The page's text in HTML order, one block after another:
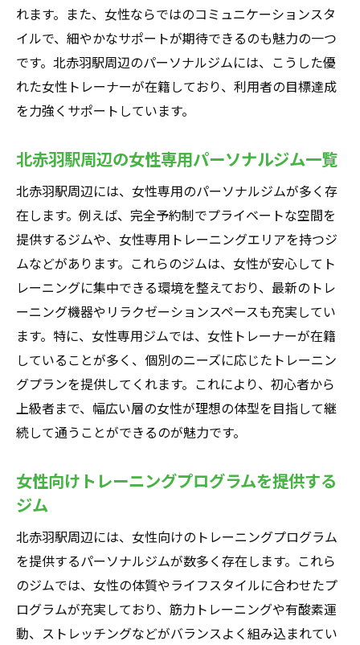
れます。また、女性ならではのコミュニケーションスタ
イルで、細やかなサポートが期待できるのも魅力の一つ
です。北赤羽駅周辺のパーソナルジムには、こうした優
れた女性トレーナーが在籍しており、利用者の目標達成
を力強くサポートしています。
北赤羽駅周辺の女性専用パーソナルジム一覧
北赤羽駅周辺には、女性専用のパーソナルジムが多く存
在します。例えば、完全予約制でプライベートな空間を
提供するジムや、女性専用トレーニングエリアを持つジ
ムなどがあります。これらのジムは、女性が安心してト
レーニングに集中できる環境を整えており、最新のトレ
ーニング機器やリラクゼーションスペースも充実してい
ます。特に、女性専用ジムでは、女性トレーナーが在籍
していることが多く、個別のニーズに応じたトレーニン
グプランを提供してくれます。これにより、初心者から
上級者まで、幅広い層の女性が理想の体型を目指して継
続して通うことができるのが魅力です。
女性向けトレーニングプログラムを提供する
ジム
北赤羽駅周辺には、女性向けのトレーニングプログラム
を提供するパーソナルジムが数多く存在します。これら
のジムでは、女性の体質やライフスタイルに合わせたプ
ログラムが充実しており、筋力トレーニングや有酸素運
動、ストレッチングなどがバランスよく組み込まれてい